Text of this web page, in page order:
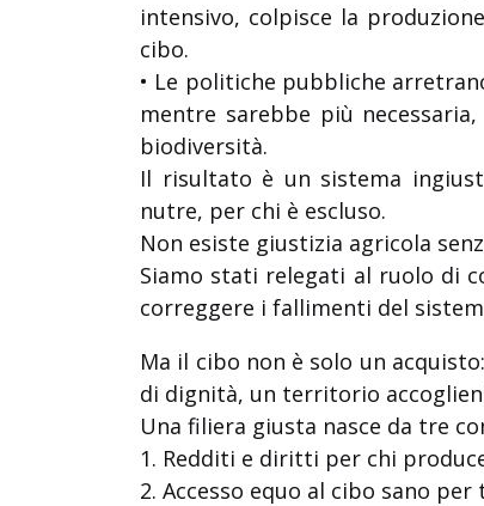
intensivo, colpisce la
cibo.
• Le politiche pubbliche
mentre sarebbe più
biodiversità.
Il risultato è un sistema
nutre, per chi è escluso.
Non esiste giustizia agricola
Siamo stati relegati al ruolo di
correggere i fallimenti del
Ma il cibo non è solo un
di dignità, un territorio
Una filiera giusta nasce da tre
1. Redditi e diritti per chi
2. Accesso equo al cibo sano